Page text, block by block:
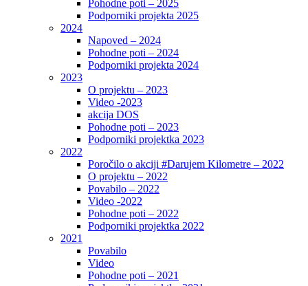
Pohodne poti – 2025
Podporniki projekta 2025
2024
Napoved – 2024
Pohodne poti – 2024
Podporniki projekta 2024
2023
O projektu – 2023
Video -2023
akcija DOS
Pohodne poti – 2023
Podporniki projektka 2023
2022
Poročilo o akciji #Darujem Kilometre – 2022
O projektu – 2022
Povabilo – 2022
Video -2022
Pohodne poti – 2022
Podporniki projektka 2022
2021
Povabilo
Video
Pohodne poti – 2021